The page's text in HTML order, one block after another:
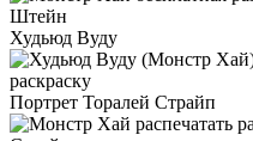
Худьюд Вуду
Портрет Торалей Страйп